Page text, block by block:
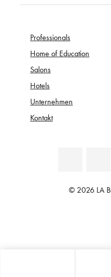
Professionals
Home of Education
Salons
Hotels
Unternehmen
Kontakt
© 2026 LA